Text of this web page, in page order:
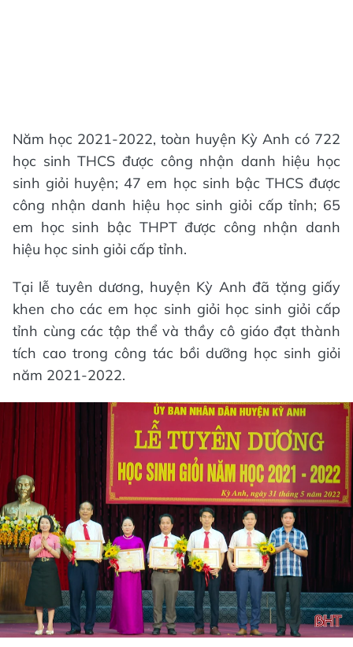
Năm học 2021-2022, toàn huyện Kỳ Anh có 722
học sinh THCS được công nhận danh hiệu học
sinh giỏi huyện; 47 em học sinh bậc THCS được
công nhận danh hiệu học sinh giỏi cấp tỉnh; 65
em học sinh bậc THPT được công nhận danh
hiệu học sinh giỏi cấp tỉnh.
Tại lễ tuyên dương, huyện Kỳ Anh đã tặng giấy
khen cho các em học sinh giỏi học sinh giỏi cấp
tỉnh cùng các tập thể và thầy cô giáo đạt thành
tích cao trong công tác bồi dưỡng học sinh giỏi
năm 2021-2022.